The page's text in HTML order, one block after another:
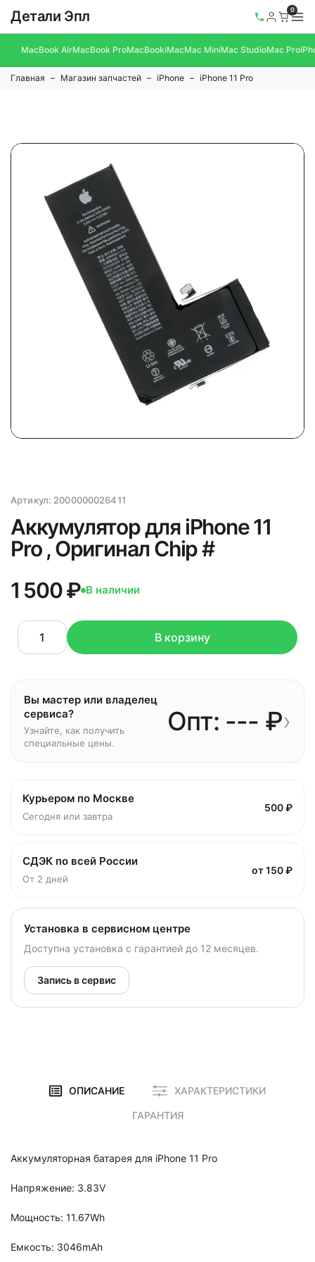
Детали Эпл 0
MacBook AirMacBook ProMacBookiMacMac MiniMac StudioMac Pro
Главная Магазин запчастей iPhone iPhone 11 Pro
Артикул: 2000000026411
Аккумулятор для iPhone 11
Pro , Оригинал Chip #
1 500 ₽ В наличии
В корзину
Вы мастер или владелец
сервиса?
Узнайте, как получить
специальные цены.
Опт: --- ₽›
Курьером по Москве
Сегодня или завтра
500 ₽
СДЭК по всей России
От 2 дней
от 150 ₽
Установка в сервисном центре
Доступна установка с гарантией до 12 месяцев.
Запись в сервис
ОПИСАНИЕ ХАРАКТЕРИСТИКИ
ГАРАНТИЯ
Аккумуляторная батарея для iPhone 11 Pro
Напряжение: 3.83V
Мощность: 11.67Wh
Емкость: 3046mAh